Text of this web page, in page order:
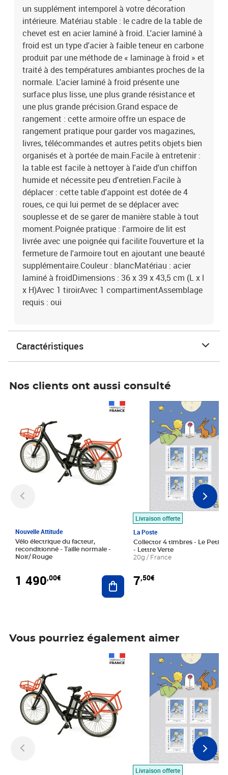
stable à tout moment.Poignée pratique : l'armoire de lit est livrée
avec une poignée qui facilite l'ouverture et la fermeture de l'armoire
tout en ajoutant une beauté supplémentaire.Couleur :
blancMatériau : acier laminé à froidDimensions : 36 x 39 x 43,5 cm
(L x l x H)Avec 1 tiroirAvec 1 compartimentAssemblage requis : oui
un supplément intemporel à votre décoration
intérieure. Matériau stable : le cadre de la table de
chevet est en acier laminé à froid. L'acier laminé à
froid est un type d'acier à faible teneur en carbone
produit par une méthode de « laminage à froid » et
traité à des températures ambiantes proches de la
normale. L'acier laminé à froid présente une
surface plus lisse, une plus grande résistance et
une plus grande précision.Grand espace de
rangement : cette armoire offre un espace de
rangement pratique pour garder vos magazines,
livres, télécommandes et autres petits objets bien
organisés et à portée de main.Facile à entretenir :
la table est facile à nettoyer à l'aide d'un chiffon
humide et nécessite peu d'entretien.Facile à
déplacer : cette table d'appoint est dotée de 4
roues, ce qui lui permet de se déplacer avec
souplesse et de se garer de manière stable à tout
moment.Poignée pratique : l'armoire de lit est
livrée avec une poignée qui facilite l'ouverture et la
fermeture de l'armoire tout en ajoutant une beauté
supplémentaire.Couleur : blancMatériau : acier
laminé à froidDimensions : 36 x 39 x 43,5 cm (L x l
x H)Avec 1 tiroirAvec 1 compartimentAssemblage
requis : oui
Caractéristiques
Nos clients ont aussi consulté
Nouvelle Attitude
Vélo électrique du facteur,
reconditionné - Taille normale -
Noir/ Rouge
1 490,00€ Ajouter au panier
Livraison offerte
La Poste
Collector 4 timbres - Le Petit
- Lettre Verte
20g / France
7,50€
Prix 7,50€
Vous pourriez également aimer
Livraison offerte
Prix 7,50€